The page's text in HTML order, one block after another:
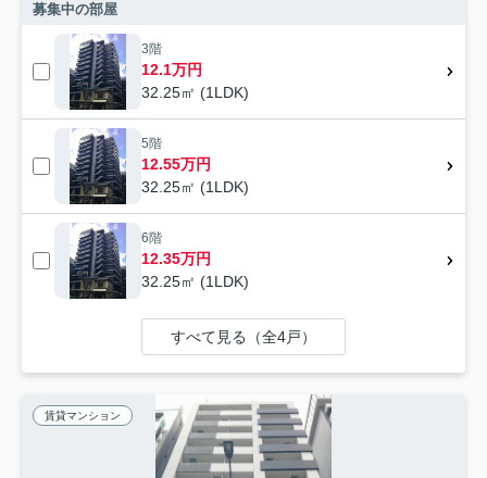
募集中の部屋
3階
12.1万円
32.25㎡ (1LDK)
5階
12.55万円
32.25㎡ (1LDK)
6階
12.35万円
32.25㎡ (1LDK)
すべて見る（全4戸）
賃貸マンション